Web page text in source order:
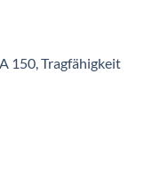
150, Tragfähigkeit